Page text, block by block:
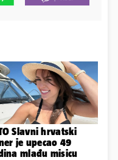
Slavni hrvatski
je upecao 49
mlađu misicu